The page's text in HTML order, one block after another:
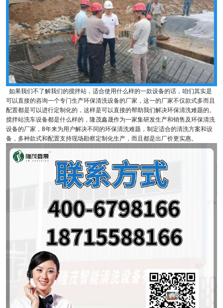
如果我们不了解我们的搅拌站，适合使用什么样的一款设备的话，咱们其实是
可以直接的咨询一个专门生产环保清洗设备的厂家，这一的厂家不仅款式多而且
配置都是可以进行定制化的，这样是可以直接的帮助我们解决环保清洗难题的。
搅拌站洗车设备都是什么样的，隆茂鑫晟作为一家集研发生产和销售及环保清洗
设备的厂家，8年来为用户解决不同的环保清洗难题，制定适合的清洗方案和设
备，多种款式和配置支持现场勘察定制化生产，而且都是出厂价更实惠。